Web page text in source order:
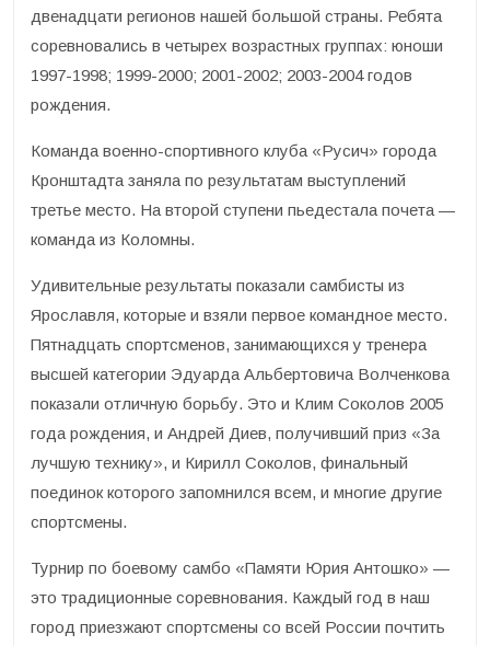
двенадцати регионов нашей большой страны. Ребята
соревновались в четырех возрастных группах: юноши
1997-1998; 1999-2000; 2001-2002; 2003-2004 годов
рождения.
Команда военно-спортивного клуба «Русич» города
Кронштадта заняла по результатам выступлений
третье место. На второй ступени пьедестала почета —
команда из Коломны.
Удивительные результаты показали самбисты из
Ярославля, которые и взяли первое командное место.
Пятнадцать спортсменов, занимающихся у тренера
высшей категории Эдуарда Альбертовича Волченкова
показали отличную борьбу. Это и Клим Соколов 2005
года рождения, и Андрей Диев, получивший приз «За
лучшую технику», и Кирилл Соколов, финальный
поединок которого запомнился всем, и многие другие
спортсмены.
Турнир по боевому самбо «Памяти Юрия Антошко» —
это традиционные соревнования. Каждый год в наш
город приезжают спортсмены со всей России почтить